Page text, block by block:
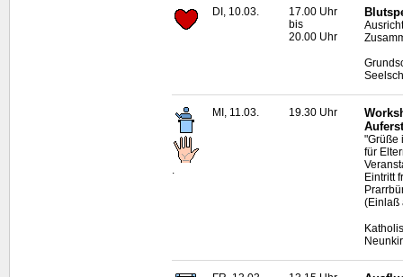
DI, 10.03.
17.00 Uhr
bis
20.00 Uhr
.
MI, 11.03. 19.30 Uhr
"Grüße
für
Eintritt
(Einlaß